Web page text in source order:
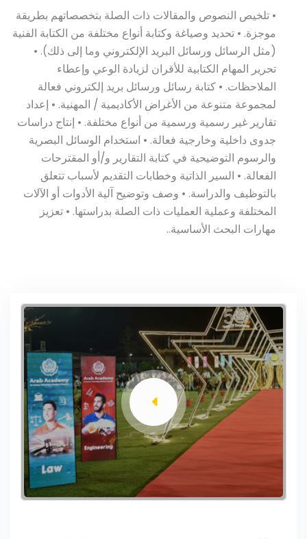
• تلخيص النصوص والمقالات ذات الصلة بتخصصاتهم بطريقة
موجزة. • تحديد وصياغة وكتابة أنواع مختلفة من الكتابة الفنية
(مثل الرسائل ورسائل البريد الإلكتروني وما إلى ذلك). •
تحرير المهام الكتابية للأقران لزيادة الوعي وإعطاء
الملاحظات. • كتابة رسائل ورسائل بريد إلكتروني فعالة
لمجموعة متنوعة من الأغراض الأكاديمية / المهنية. • إعداد
تقارير غير رسمية ورسمية من أنواع مختلفة. • إنتاج دراسات
جدوى داخلية وخارجية فعالة. • استخدام الوسائل البصرية
والرسوم التوضيحية في كتابة التقارير و/أو المقترحات
الفعالة. • السير الذاتية وخطابات التقديم لأسباب تتعلق
بالتوظيف والدراسة. • وصف وتوضيح آلية الأدوات أو الآلات
المختلفة وعملية العمليات ذات الصلة بدراستها. • تعزيز
مهارات البحث الأساسية..